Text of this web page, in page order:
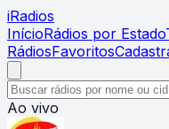
iRadios
InícioRádios por Estado
RádiosFavoritos
Ao vivo